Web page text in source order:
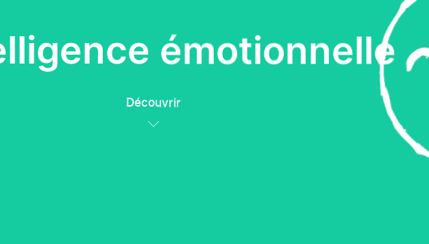
émotionnelle
Découvrir